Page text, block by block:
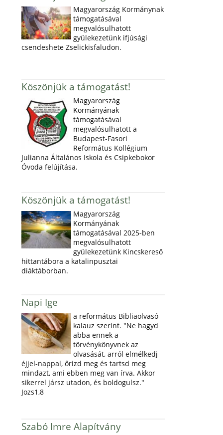
Magyarország Kormánynak
támogatásával
megvalósulhatott
gyülekezetünk ifjúsági
csendeshete Zselickisfaludon.
Köszönjük a támogatást!
Magyarország
Kormányának
támogatásával
megvalósulhatott a
Budapest-Fasori
Református Kollégium
Julianna Általános Iskola és Csipkebokor
Óvoda felújítása.
Köszönjük a támogatást!
Magyarország
Kormányának
támogatásával 2025-ben
megvalósulhatott
gyülekezetünk Kincskereső
hittantábora a katalinpusztai
diáktáborban.
Napi Ige
a református Bibliaolvasó
kalauz szerint. "Ne hagyd
abba ennek a
törvénykönyvnek az
olvasását, arról elmélkedj
éjjel-nappal, őrizd meg és tartsd meg
mindazt, ami ebben meg van írva. Akkor
sikerrel jársz utadon, és boldogulsz."
Jozs1,8
Szabó Imre Alapítvány